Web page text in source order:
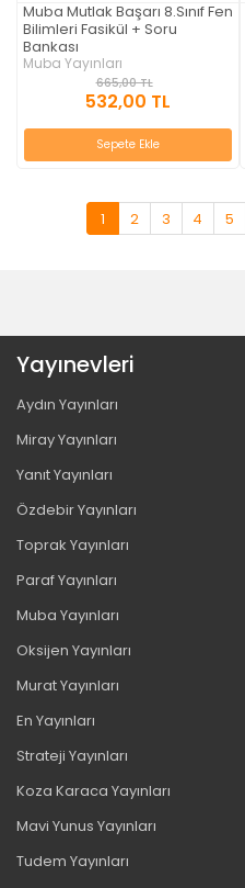
Muba Mutlak Başarı 8.Sınıf Fen
Bilimleri Fasikül + Soru
Bankası
Muba Yayınları
665,00 TL
532,00 TL
Sepete Ekle
1 2 3 4 5
Yayınevleri
Aydın Yayınları
Miray Yayınları
Yanıt Yayınları
Özdebir Yayınları
Toprak Yayınları
Paraf Yayınları
Muba Yayınları
Oksijen Yayınları
Murat Yayınları
En Yayınları
Strateji Yayınları
Koza Karaca Yayınları
Mavi Yunus Yayınları
Tudem Yayınları